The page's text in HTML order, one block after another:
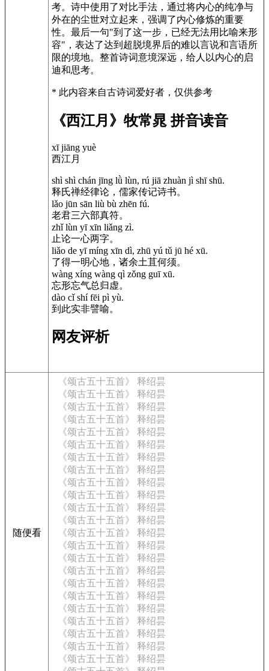
考。诗中使用了对比手法，通过将内心的纯净与
外在的尘世对立起来，强调了内心修炼的重要
性。最后一句"到了这一步，已经无法用比喻来形
容"，表达了达到超脱境界后的难以言说和言语所
限的境地。整首诗词意境深远，给人以内心的启
迪和思考。
* 此内容来自古诗词爱好者，仅供参考
《西江月》牧常晁 拼音读音
xī jiāng yuè
西江月
shì shì chán jīng lǜ lùn, rú jiā zhuàn jì shī shū.
释氏禅经律论，儒家传记诗书。
lǎo jūn sān liù bù zhēn fú.
老君三六部真符。
zhǐ lùn yī xīn liǎng zì.
止论一心两字。
liǎo de yī míng xīn dì, zhū yú tǔ jū hé xū.
了得一明心地，诸余土苴何须。
wàng xíng wàng qì zǒng guī xū.
忘形忘气总归虚。
dào cǐ shí fēi pì yù.
到此实非譬喻。
网友评析
随便看
《颂古五十五首》 释绍昙
《颂古五十五首》 释绍昙
《颂古五十五首》 释绍昙
《颂古五十五首》 释绍昙
《颂古五十五首》 释绍昙
《颂古五十五首》 释绍昙
《颂古五十五首》 释绍昙
《颂古五十五首》 释绍昙
《颂古五十五首》 释绍昙
《颂古五十五首》 释绍昙
《颂古五十五首》 释绍昙
《颂古五十五首》 释绍昙
《颂古五十五首》 释绍昙
《颂古五十五首》 释绍昙
《颂古五十五首》 释绍昙
《颂古五十五首》 释绍昙
《颂古五十五首》 释绍昙
《颂古五十五首》 释绍昙
《颂古五十五首》 释绍昙
《颂古五十五首》 释绍昙
《颂古五十五首》 释绍昙
《颂古五十五首》 释绍昙
《颂古五十五首》 释绍昙